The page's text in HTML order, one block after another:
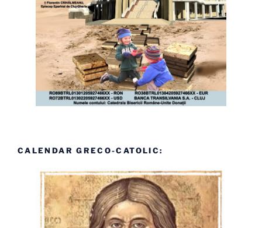
CALENDAR GRECO-CATOLIC: